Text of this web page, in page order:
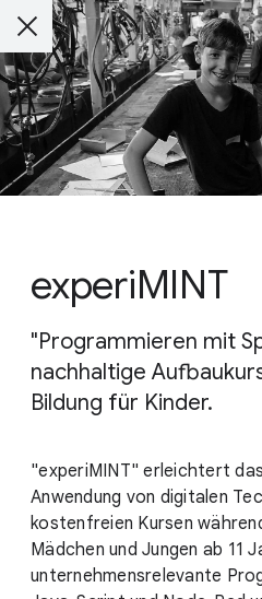
experiMINT
"Programmieren mit
nachhaltige
Bildung für Kinder.
"experiMINT" erleichtert
Anwendung von digitalen
kostenfreien Kursen
Mädchen und Jungen ab 11
unternehmensrelevante